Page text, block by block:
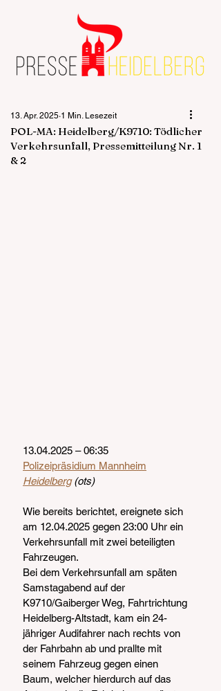
POL-MA: Heidelberg/K9710: Tödlicher
Verkehrsunfall, Pressemitteilung Nr. 1
& 2
13. Apr. 2025 1 Min. Lesezeit
13.04.2025 – 06:35
Polizeipräsidium Mannheim
Heidelberg (ots)
Wie bereits berichtet, ereignete sich
am 12.04.2025 gegen 23:00 Uhr ein
Verkehrsunfall mit zwei beteiligten
Fahrzeugen.
Bei dem Verkehrsunfall am späten
Samstagabend auf der
K9710/Gaiberger Weg, Fahrtrichtung
Heidelberg-Altstadt, kam ein 24-
jähriger Audifahrer nach rechts von
der Fahrbahn ab und prallte mit
seinem Fahrzeug gegen einen
Baum, welcher hierdurch auf das